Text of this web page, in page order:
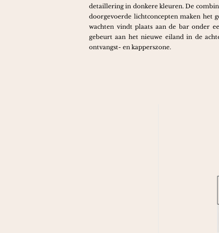
detaillering in donkere kleuren. De
doorgevoerde lichtconcepten maken het
wachten vindt plaats aan de bar onder
gebeurt aan het nieuwe eiland in de
ontvangst- en kapperszone.